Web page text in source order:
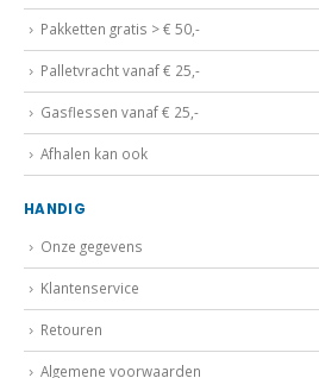
Pakketten gratis > € 50,-
Palletvracht vanaf € 25,-
Gasflessen vanaf € 25,-
Afhalen kan ook
HANDIG
Onze gegevens
Klantenservice
Retouren
Algemene voorwaarden